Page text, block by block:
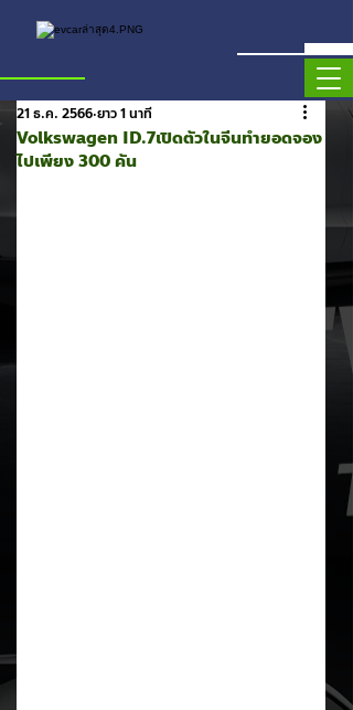
Volkswagen ID.7เปิดตัวในจีนทำยอดจอง
ไปเพียง 300 คัน
21 ธ.ค. 2566 ยาว 1 นาที